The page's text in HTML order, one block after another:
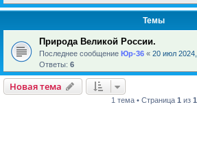
Темы
Природа Великой России.
Последнее сообщение Юр-36 « 20 июл
Ответы: 6
Новая тема
1 тема • Страница 1 из 1